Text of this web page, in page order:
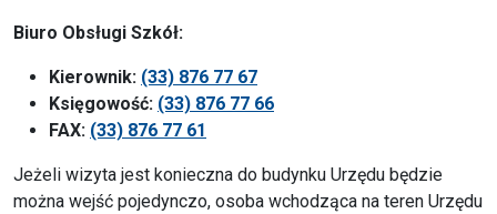
Biuro Obsługi Szkół:
Kierownik: (33) 876 77 67
Księgowość: (33) 876 77 66
FAX: (33) 876 77 61
Jeżeli wizyta jest konieczna do budynku Urzędu będzie
można wejść pojedynczo, osoba wchodząca na teren Urzędu